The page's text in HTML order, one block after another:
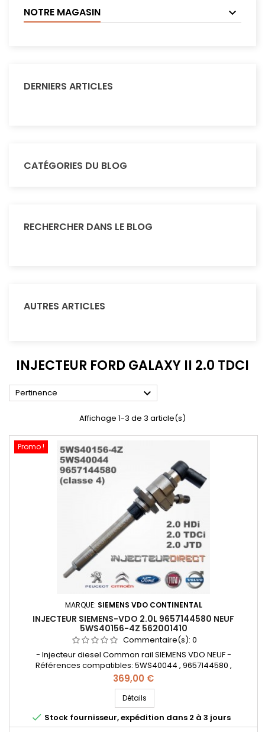
NOTRE MAGASIN
DERNIERS ARTICLES
CATÉGORIES DU BLOG
RECHERCHER DANS LE BLOG
AUTRES ARTICLES
INJECTEUR FORD GALAXY II 2.0 TDCI
Pertinence 
Affichage 1-3 de 3 article(s)
Promo !
MARQUE: SIEMENS VDO CONTINENTAL
INJECTEUR SIEMENS-VDO 2.0L 9657144580 NEUF
5WS40156-4Z 562001410
Commentaire(s): 0
- Injecteur diesel Common rail SIEMENS VDO NEUF -
Références compatibles: 5WS40044 , 9657144580 ,
9657144680 , 9657144780 , 1980J4 , 1980Y9 , 1980E8 , 1373549 ,
3M5Q9F593DB , 36000315 , 36000317 , 562001410 - Pour
motorisation PSA 2.0HDi , 2.0TDCi , Volvo 2.0D Important :
n'oubliez pas de sélectionner la classe correspondant à
votre ancien injecteur...
Prix
369,00 €
Détails
 Stock fournisseur, expédition dans 2 à 3 jours